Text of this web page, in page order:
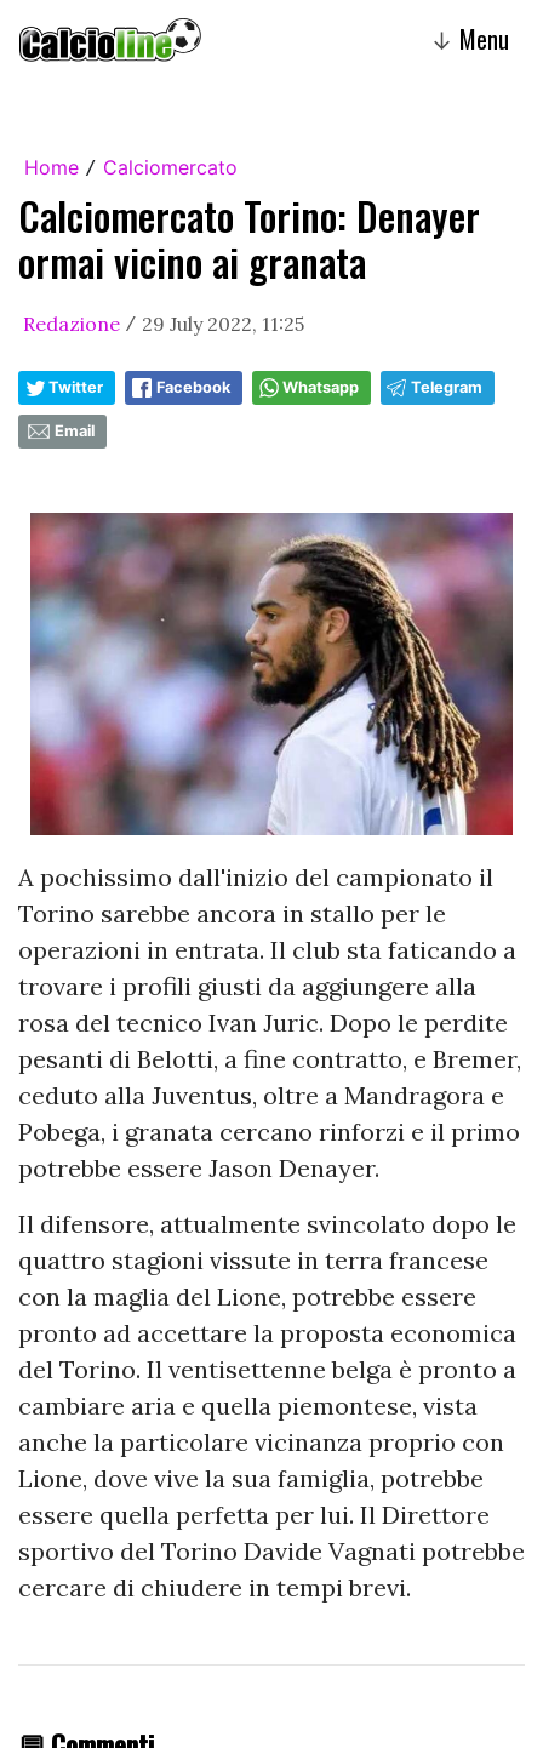
↓ Menu
Home / Calciomercato
Calciomercato Torino: Denayer
ormai vicino ai granata
Redazione / 29 July 2022, 11:25
Twitter Facebook Whatsapp Telegram
Email
A pochissimo dall'inizio del campionato il
Torino sarebbe ancora in stallo per le
operazioni in entrata. Il club sta faticando a
trovare i profili giusti da aggiungere alla
rosa del tecnico Ivan Juric. Dopo le perdite
pesanti di Belotti, a fine contratto, e Bremer,
ceduto alla Juventus, oltre a Mandragora e
Pobega, i granata cercano rinforzi e il primo
potrebbe essere Jason Denayer.
Il difensore, attualmente svincolato dopo le
quattro stagioni vissute in terra francese
con la maglia del Lione, potrebbe essere
pronto ad accettare la proposta economica
del Torino. Il ventisettenne belga è pronto a
cambiare aria e quella piemontese, vista
anche la particolare vicinanza proprio con
Lione, dove vive la sua famiglia, potrebbe
essere quella perfetta per lui. Il Direttore
sportivo del Torino Davide Vagnati potrebbe
cercare di chiudere in tempi brevi.